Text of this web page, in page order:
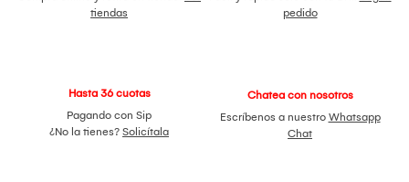
tiendas
pedido
Hasta 36 cuotas
Pagando con Sip
¿No la tienes? Solicítala
Chatea con nosotros
Escríbenos a nuestro Whatsapp
Chat